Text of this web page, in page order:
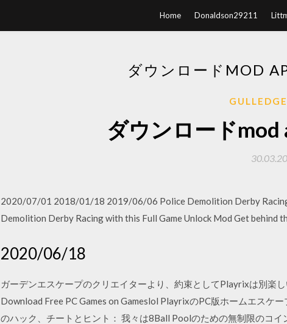
Home Donaldson29211
ダウンロードMOD
ダウンロードmod
2020/07/01 2018/01/18 2019/06/06 Police Demolition Derby
Demolition Derby Racing with this Full Game Unlock Mod Get behind
2020/06/18
ガーデンエスケープのクリエイターより、約束としてPlayrixは別楽
Download Free PC Games on Gameslol PlayrixのPC版ホームエスケ
のハック、チートとヒント： 我々は8Ball Poolのための無制限のコイ